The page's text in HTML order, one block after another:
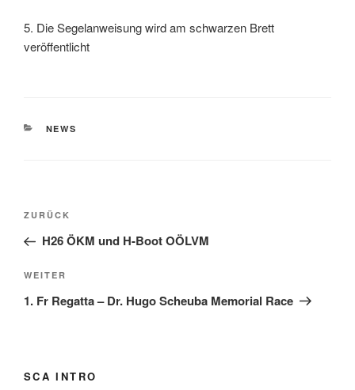
5. Die Segelanweisung wird am schwarzen Brett
veröffentlicht
KATEGORIEN
NEWS
Beitragsnavigation
Vorheriger
Beitrag
ZURÜCK
H26 ÖKM und H-Boot OÖLVM
Nächster
Beitrag
WEITER
1. Fr Regatta – Dr. Hugo Scheuba Memorial Race
SCA INTRO